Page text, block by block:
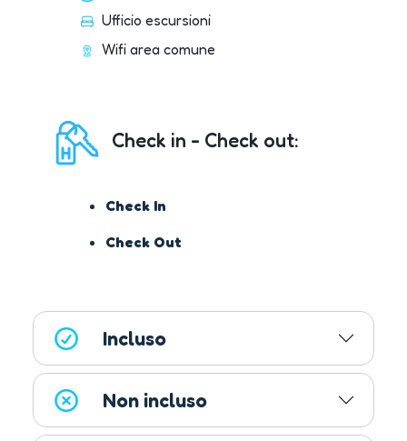
Ufficio escursioni
Wifi area comune
Check in - Check out:
Check In
Check Out
Incluso
Non incluso